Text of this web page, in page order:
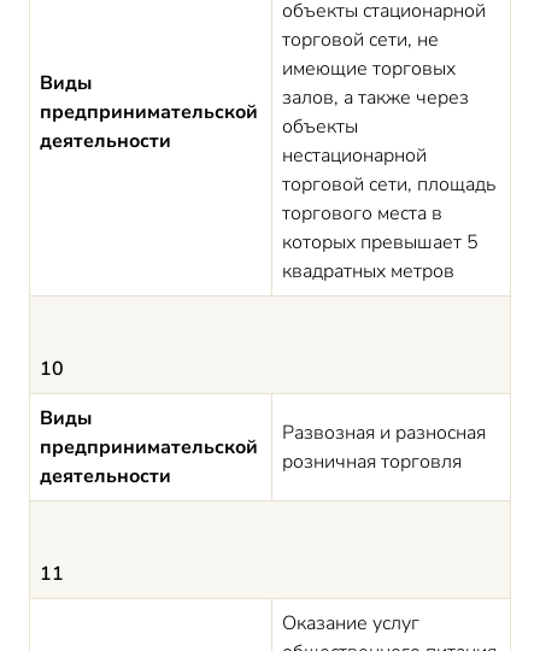
Виды
предпринимательской
деятельности
объекты стационарной
торговой сети, не
имеющие торговых
залов, а также через
объекты
нестационарной
торговой сети, площадь
торгового места в
которых превышает 5
квадратных метров
10
Виды
предпринимательской
деятельности
Развозная и разносная
розничная торговля
11
Оказание услуг